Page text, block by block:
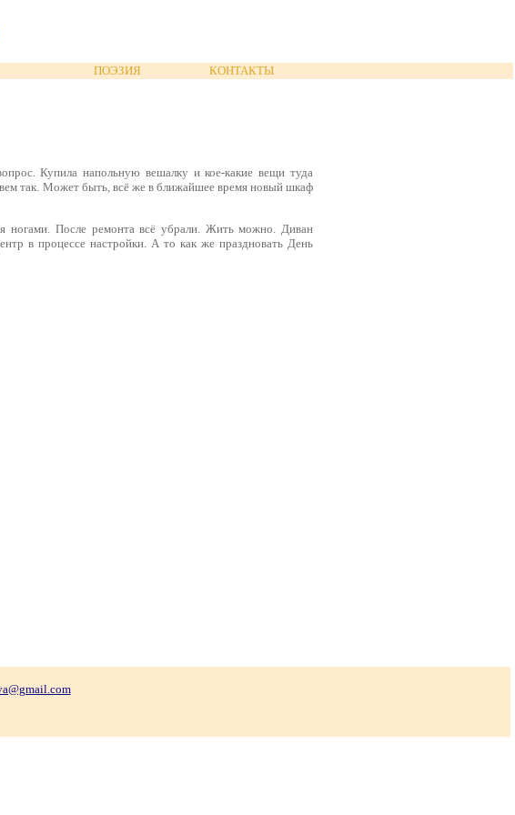
ПОЭЗИЯ КОНТАКТЫ
Купила напольную вешалку и кое-какие вещи туда
так. Может быть, всё же в ближайшее время новый шкаф
ногами. После ремонта всё убрали. Жить можно. Диван
в процессе настройки. А то как же праздновать День